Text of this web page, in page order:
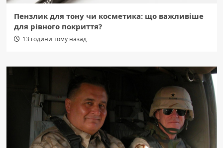
Пензлик для тону чи косметика: що важливіше
для рівного покриття?
13 години тому назад